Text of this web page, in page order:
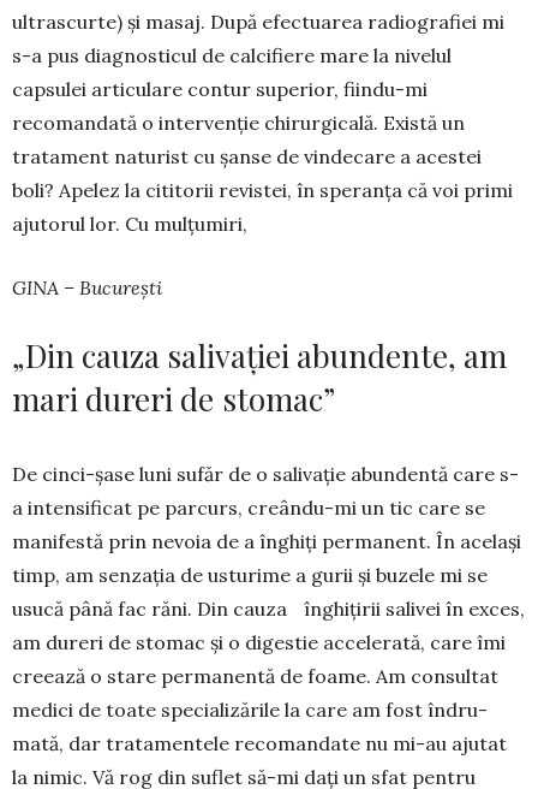
ultrascurte) și masaj. După efectuarea radiografiei mi
s-a pus diagnosticul de calcifiere mare la nivelul
capsulei articulare contur supe­rior, fiindu-mi
recomandată o intervenție chirur­gi­cală. Există un
tratament naturist cu șanse de vin­decare a acestei
boli? Apelez la cititorii revis­tei, în speranța că voi primi
ajutorul lor. Cu mul­țu­miri,
GINA – București
„Din cauza salivației abundente, am
mari dureri de stomac”
De cinci-șase luni sufăr de o sa­livație abun­dentă care s-
a in­tensi­fi­cat pe parcurs, creându-mi un tic care se
ma­ni­festă prin ne­voia de a înghiți permanent. În ace­lași
timp, am sen­zația de us­tu­rime a gurii și bu­zele mi se
usucă până fac răni. Din cauza în­ghițirii salivei în exces,
am dureri de sto­mac și o digestie accelerată, care îmi
cre­ează o stare per­manentă de foame. Am consultat
me­dici de toate specializările la care am fost îndru­
mată, dar tra­tamentele reco­mandate nu mi-au ajutat
la nimic. Vă rog din su­flet să-mi dați un sfat pentru